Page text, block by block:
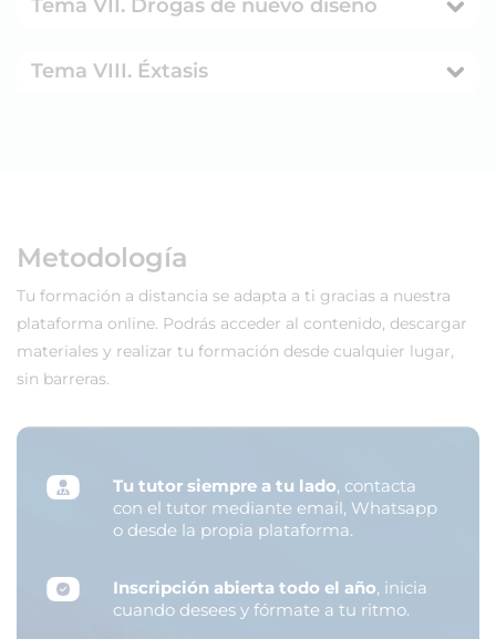
Tema VII. Drogas de nuevo diseño
Tema VIII. Éxtasis
Metodología
Tu formación a distancia se adapta a ti gracias a nuestra
plataforma online. Podrás acceder al contenido, descargar
materiales y realizar tu formación desde cualquier lugar,
sin barreras.
Tu tutor siempre a tu lado, contacta
con el tutor mediante email, Whatsapp
o desde la propia plataforma.
Inscripción abierta todo el año, inicia
cuando desees y fórmate a tu ritmo.